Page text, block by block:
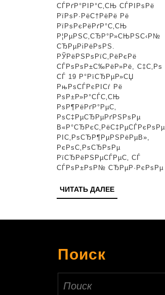
СЃРґР°РІР°С‚СЊ СЃРІРѕРё
РїРѕР·РёС†РёРё Рё
РїРѕРєРёРґР°С‚СЊ
Р¦РµРЅС‚СЂР°Р»СЊРЅС‹Р№
СЂРµРіРёРѕРЅ.
РЎРёРЅРѕРїС‚РёРєРё
СЃРѕРѕР±С‰РёР»Рё, С‡С‚Рѕ
СЃ 19 Р°РїСЂРµР»СЏ
РњРѕСЃРєРІСѓ Рё
РѕР±Р»Р°СЃС‚СЊ
РѕР¶РёРґР°РµС‚
РѕС‡РµСЂРµРґРЅРѕРµ
В«Р°СЂРєС‚РёС‡РµСЃРєРѕРµ
РІС‚РѕСЂР¶РµРЅРёРµВ»,
РєРѕС‚РѕСЂРѕРµ
РїСЂРёРЅРµСЃРµС‚ СЃ
СЃРѕР±РѕР№ СЂРµР·РєРѕРµ
ЧИТАТЬ ДАЛЕЕЧИТАТЬ
ДАЛЕЕ
Поиск